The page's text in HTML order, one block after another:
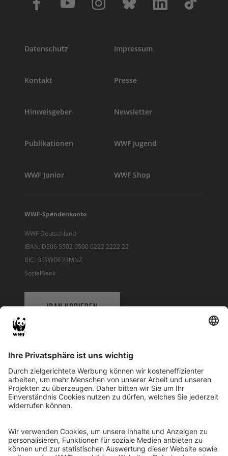
Datenschutz Impressum
Kontakt Presse
Hinweisgeber Newsletter
Publikationen WWF Jugend
WWF Junior WWF Shop
WWF-Spendenkonto
WWF Deutschland
IBAN: DE06 5502 0500 0222 2222 22
BIC: BFSWDE33MNZ
SozialBank
IBAN KOPIEREN
WWF Deutschland
Reinhardtstr. 18
10117 Berlin
Ihre Spende kann steuerlich geltend gemacht werden